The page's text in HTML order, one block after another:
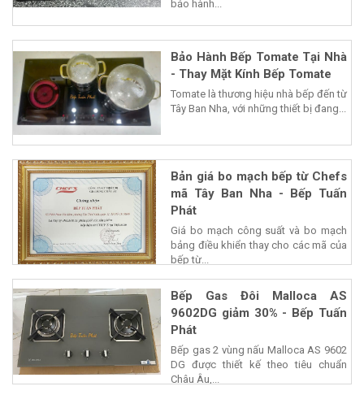
bảo hành...
Bảo Hành Bếp Tomate Tại Nhà
- Thay Mặt Kính Bếp Tomate
Tomate là thương hiệu nhà bếp đến từ
Tây Ban Nha, với những thiết bị đang...
Bản giá bo mạch bếp từ Chefs
mã Tây Ban Nha - Bếp Tuấn
Phát
Giá bo mạch công suất và bo mạch
bảng điều khiển thay cho các mã của
bếp từ...
Bếp Gas Đôi Malloca AS
9602DG giảm 30% - Bếp Tuấn
Phát
Bếp gas 2 vùng nấu Malloca AS 9602
DG được thiết kế theo tiêu chuẩn
Châu Âu,...